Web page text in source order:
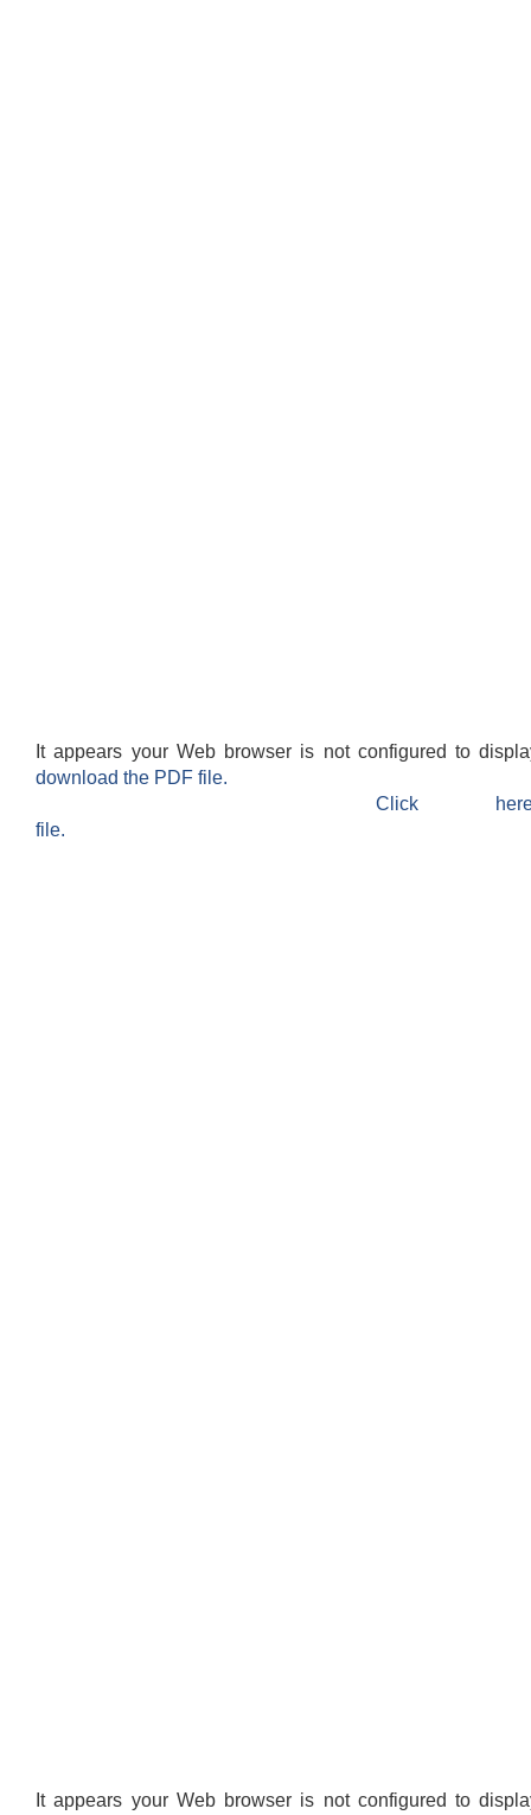
It appears your Web browser is not configured to
download the PDF file.
Click
file.
It appears your Web browser is not configured to